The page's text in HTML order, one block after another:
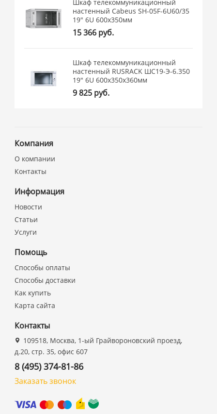
Шкаф телекоммуникационный
настенный Cabeus SH-05F-6U60/35
19" 6U 600x350мм
15 366 руб.
Шкаф телекоммуникационный
настенный RUSRACK ШС19-Э-6.350
19" 6U 600x350x360мм
9 825 руб.
Компания
О компании
Контакты
Информация
Новости
Статьи
Услуги
Помощь
Способы оплаты
Способы доставки
Как купить
Карта сайта
Контакты
109518, Москва, 1-ый Грайвороновский проезд,
д.20, стр. 35, офис 607
8 (495) 374-81-86
Заказать звонок